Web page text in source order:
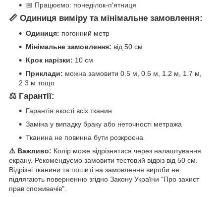
📅 Працюємо: понеділок-п'ятниця
📏 Одиниця виміру та мінімальне замовлення:
Одиниця: погонний метр
Мінімальне замовлення: від 50 см
Крок нарізки: 10 см
Приклади: можна замовити 0.5 м, 0.6 м, 1.2 м, 1.7 м,
2.3 м тощо
⚖️ Гарантії:
Гарантія якості всіх тканин
Заміна у випадку браку або неточності метража
Тканина не повинна бути розкроєна
⚠️ Важливо: Колір може відрізнятися через налаштування
екрану. Рекомендуємо замовити тестовий відріз від 50 см.
Відрізні тканини та пошиті на замовлення вироби не
підлягають поверненню згідно Закону України "Про захист
прав споживачів".